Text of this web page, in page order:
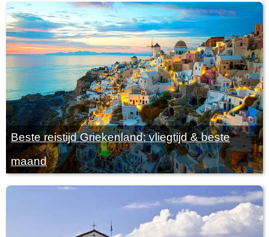
Beste reistijd Griekenland: vliegtijd & beste
maand